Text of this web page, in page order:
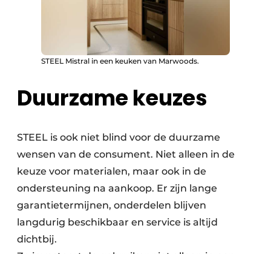
STEEL Mistral in een keuken van Marwoods.
Duurzame keuzes
STEEL is ook niet blind voor de duurzame
wensen van de consument. Niet alleen in de
keuze voor materialen, maar ook in de
ondersteuning na aankoop. Er zijn lange
garantietermijnen, onderdelen blijven
langdurig beschikbaar en service is altijd
dichtbij.